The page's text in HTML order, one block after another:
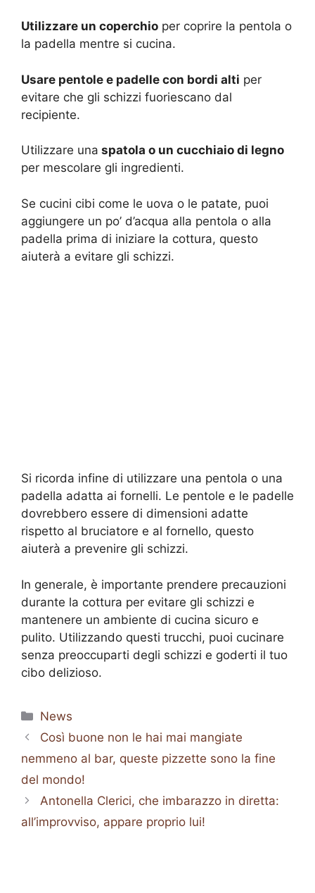
Utilizzare un coperchio per coprire la pentola o
la padella mentre si cucina.
Usare pentole e padelle con bordi alti per
evitare che gli schizzi fuoriescano dal
recipiente.
Utilizzare una spatola o un cucchiaio di legno
per mescolare gli ingredienti.
Se cucini cibi come le uova o le patate, puoi
aggiungere un po’ d’acqua alla pentola o alla
padella prima di iniziare la cottura, questo
aiuterà a evitare gli schizzi.
Si ricorda infine di utilizzare una pentola o una
padella adatta ai fornelli. Le pentole e le padelle
dovrebbero essere di dimensioni adatte
rispetto al bruciatore e al fornello, questo
aiuterà a prevenire gli schizzi.
In generale, è importante prendere precauzioni
durante la cottura per evitare gli schizzi e
mantenere un ambiente di cucina sicuro e
pulito. Utilizzando questi trucchi, puoi cucinare
senza preoccuparti degli schizzi e goderti il tuo
cibo delizioso.
Categorie
News
Così buone non le hai mai mangiate
nemmeno al bar, queste pizzette sono la fine
del mondo!
Antonella Clerici, che imbarazzo in diretta:
all’improvviso, appare proprio lui!